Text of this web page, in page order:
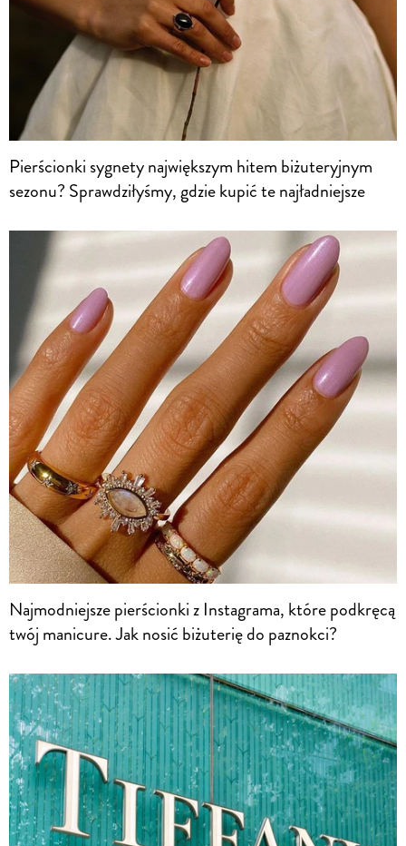
Pierścionki sygnety największym hitem biżuteryjnym
sezonu? Sprawdziłyśmy, gdzie kupić te najładniejsze
Najmodniejsze pierścionki z Instagrama, które podkręcą
twój manicure. Jak nosić biżuterię do paznokci?